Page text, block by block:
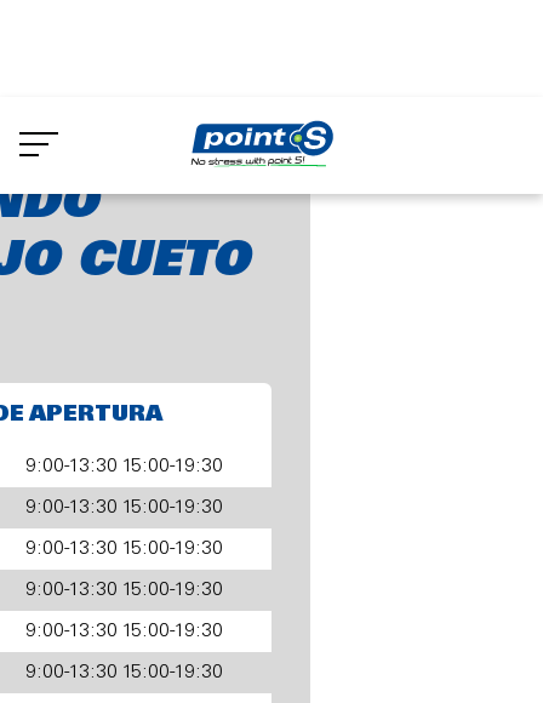
to
main
CUETO
APERTURA
9:00-13:30 15:00-19:30
9:00-13:30 15:00-19:30
9:00-13:30 15:00-19:30
9:00-13:30 15:00-19:30
9:00-13:30 15:00-19:30
9:00-13:30 15:00-19:30